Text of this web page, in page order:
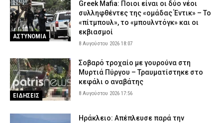
ΑΣΤΥΝΟΜΙΑ
Greek Mafia: Ποιοι είναι οι δύο νέοι
συλληφθέντες της «ομάδας Έντικ» – Το
«πίτμπουλ», το «μπουλντόγκ» και οι
εκβιασμοί
8 Αυγούστου 2026 18:07
ΕΙΔΗΣΕΙΣ
Σοβαρό τροχαίο με γουρούνα στη
Μυρτιά Πύργου – Τραυματίστηκε στο
κεφάλι ο αναβάτης
8 Αυγούστου 2026 17:56
Ηράκλειο: Απέπλευσε παρά την